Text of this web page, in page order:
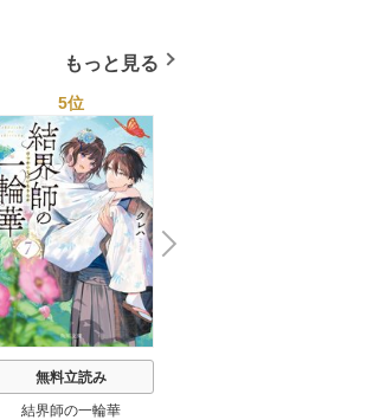
トレンド年間ベスト★お
学ぶ★夢のようなエロい
楽園３０ 1巻
もっと見る
5位
無料立読み
結界師の一輪華
N
e
x
t